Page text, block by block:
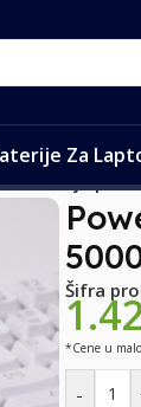
Za
baterija
Šifra
*Cene u
-